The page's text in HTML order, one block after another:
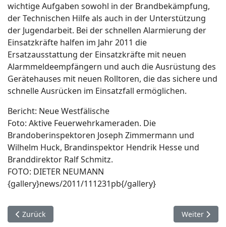
wichtige Aufgaben sowohl in der Brandbekämpfung,
der Technischen Hilfe als auch in der Unterstützung
der Jugendarbeit. Bei der schnellen Alarmierung der
Einsatzkräfte halfen im Jahr 2011 die
Ersatzausstattung der Einsatzkräfte mit neuen
Alarmmeldeempfängern und auch die Ausrüstung des
Gerätehauses mit neuen Rolltoren, die das sichere und
schnelle Ausrücken im Einsatzfall ermöglichen.
Bericht: Neue Westfälische
Foto: Aktive Feuerwehrkameraden. Die
Brandoberinspektoren Joseph Zimmermann und
Wilhelm Huck, Brandinspektor Hendrik Hesse und
Branddirektor Ralf Schmitz.
FOTO: DIETER NEUMANN
{gallery}news/2011/111231pb{/gallery}
Vorheriger Beitrag: 9. Januar. Delbrück.
Zurück Nächster
Weiter